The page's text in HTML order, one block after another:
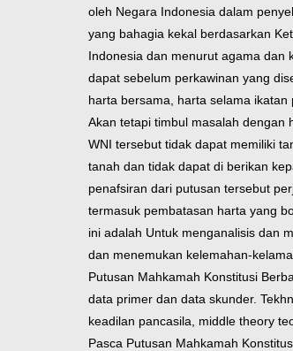
oleh Negara Indonesia dalam
yang bahagia kekal berdasarkan
Indonesia dan menurut agama dan
dapat sebelum perkawinan yang
harta bersama, harta selama
Akan tetapi timbul masalah dengan
WNI tersebut tidak dapat memiliki
tanah dan tidak dapat di berikan
penafsiran dari putusan tersebut
termasuk pembatasan harta yang
ini adalah Untuk menganalisis dan
dan menemukan kelemahan-
Putusan Mahkamah Konstitusi
data primer dan data skunder.
keadilan pancasila, middle theory
Pasca Putusan Mahkamah